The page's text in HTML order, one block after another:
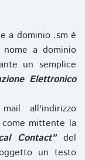
a dominio .sm è
a dominio
un semplice
Elettronico
all'indirizzo
mittente la
Contact"del
un testo